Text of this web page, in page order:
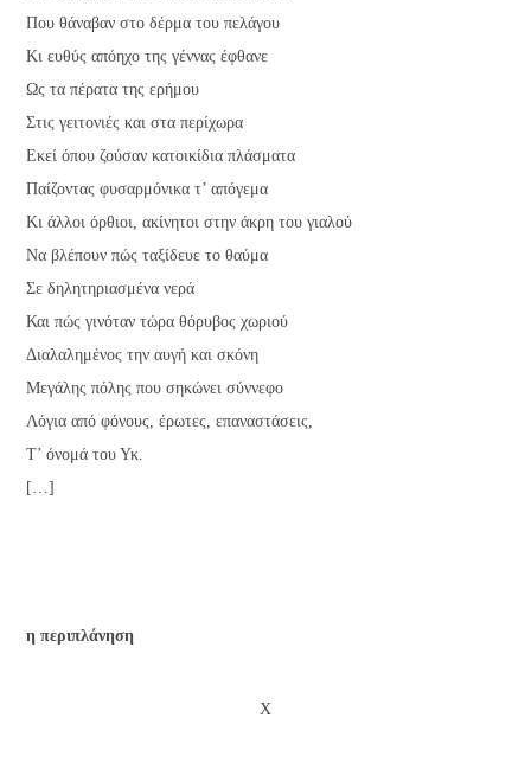
Που θάναβαν στο δέρμα του πελάγου
Κι ευθύς απόηχο της γέννας έφθανε
Ως τα πέρατα της ερήμου
Στις γειτονιές και στα περίχωρα
Εκεί όπου ζούσαν κατοικίδια πλάσματα
Παίζοντας φυσαρμόνικα τ’ απόγεμα
Κι άλλοι όρθιοι, ακίνητοι στην άκρη του γιαλού
Να βλέπουν πώς ταξίδευε το θαύμα
Σε δηλητηριασμένα νερά
Και πώς γινόταν τώρα θόρυβος χωριού
Διαλαλημένος την αυγή και σκόνη
Μεγάλης πόλης που σηκώνει σύννεφο
Λόγια από φόνους, έρωτες, επαναστάσεις,
Τ’ όνομά του Υκ.
[…]
η περιπλάνηση
Χ